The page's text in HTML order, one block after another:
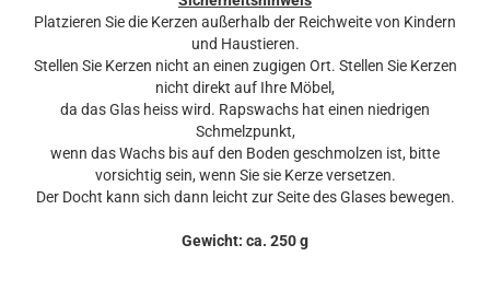
Platzieren Sie die Kerzen außerhalb der Reichweite von Kindern
und Haustieren.
Stellen Sie Kerzen nicht an einen zugigen Ort. Stellen Sie Kerzen
nicht direkt auf Ihre Möbel,
da das Glas heiss wird. Rapswachs hat einen niedrigen
Schmelzpunkt,
wenn das Wachs bis auf den Boden geschmolzen ist, bitte
vorsichtig sein, wenn Sie sie Kerze versetzen.
Der Docht kann sich dann leicht zur Seite des Glases bewegen.
Gewicht: ca. 250 g